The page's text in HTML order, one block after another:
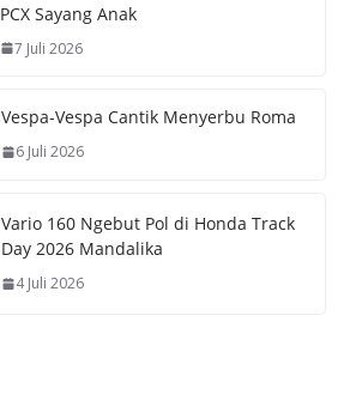
PCX Sayang Anak
7 Juli 2026
Vespa-Vespa Cantik Menyerbu Roma
6 Juli 2026
Vario 160 Ngebut Pol di Honda Track
Day 2026 Mandalika
4 Juli 2026